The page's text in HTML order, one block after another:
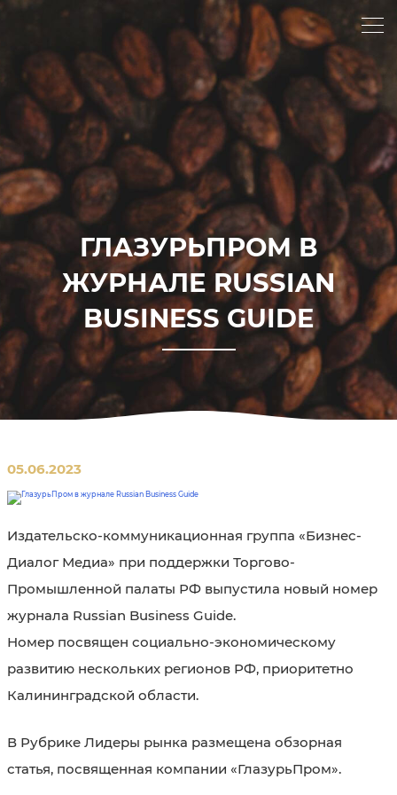
ГЛАЗУРЬПРОМ В
ЖУРНАЛЕ RUSSIAN
BUSINESS GUIDE
05.06.2023
Издательско-коммуникационная группа «Бизнес-
Диалог Медиа» при поддержки Торгово-
Промышленной палаты РФ выпустила новый номер
журнала Russian Business Guide.
Номер посвящен социально-экономическому
развитию нескольких регионов РФ, приоритетно
Калининградской области.
В Рубрике Лидеры рынка размещена обзорная
статья, посвященная компании «ГлазурьПром».